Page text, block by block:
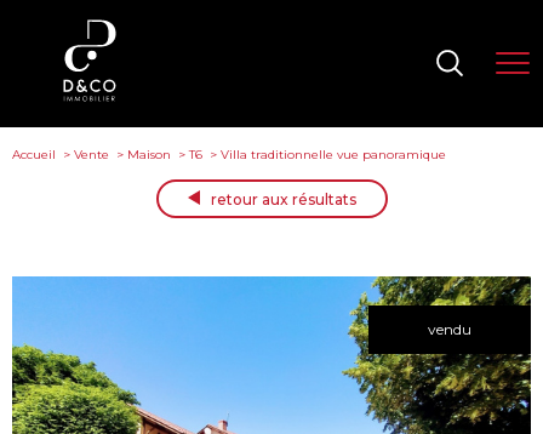
Accueil Vente Maison T6 Villa traditionnelle vue panoramique
retour aux résultats
vendu